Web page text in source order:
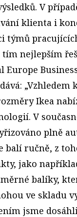
V
klienta i
týmů
tím nejlepším
Europe
Ikea
V
plně
balí ručně, z
jako
balíky,
ve skladu
jsme